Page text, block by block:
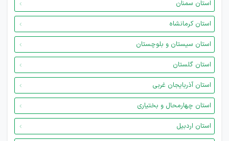
استان سمنان
استان کرمانشاه
استان سیستان و بلوچستان
استان گلستان
استان آذربایجان غربی
استان چهارمحال و بختیاری
استان اردبیل